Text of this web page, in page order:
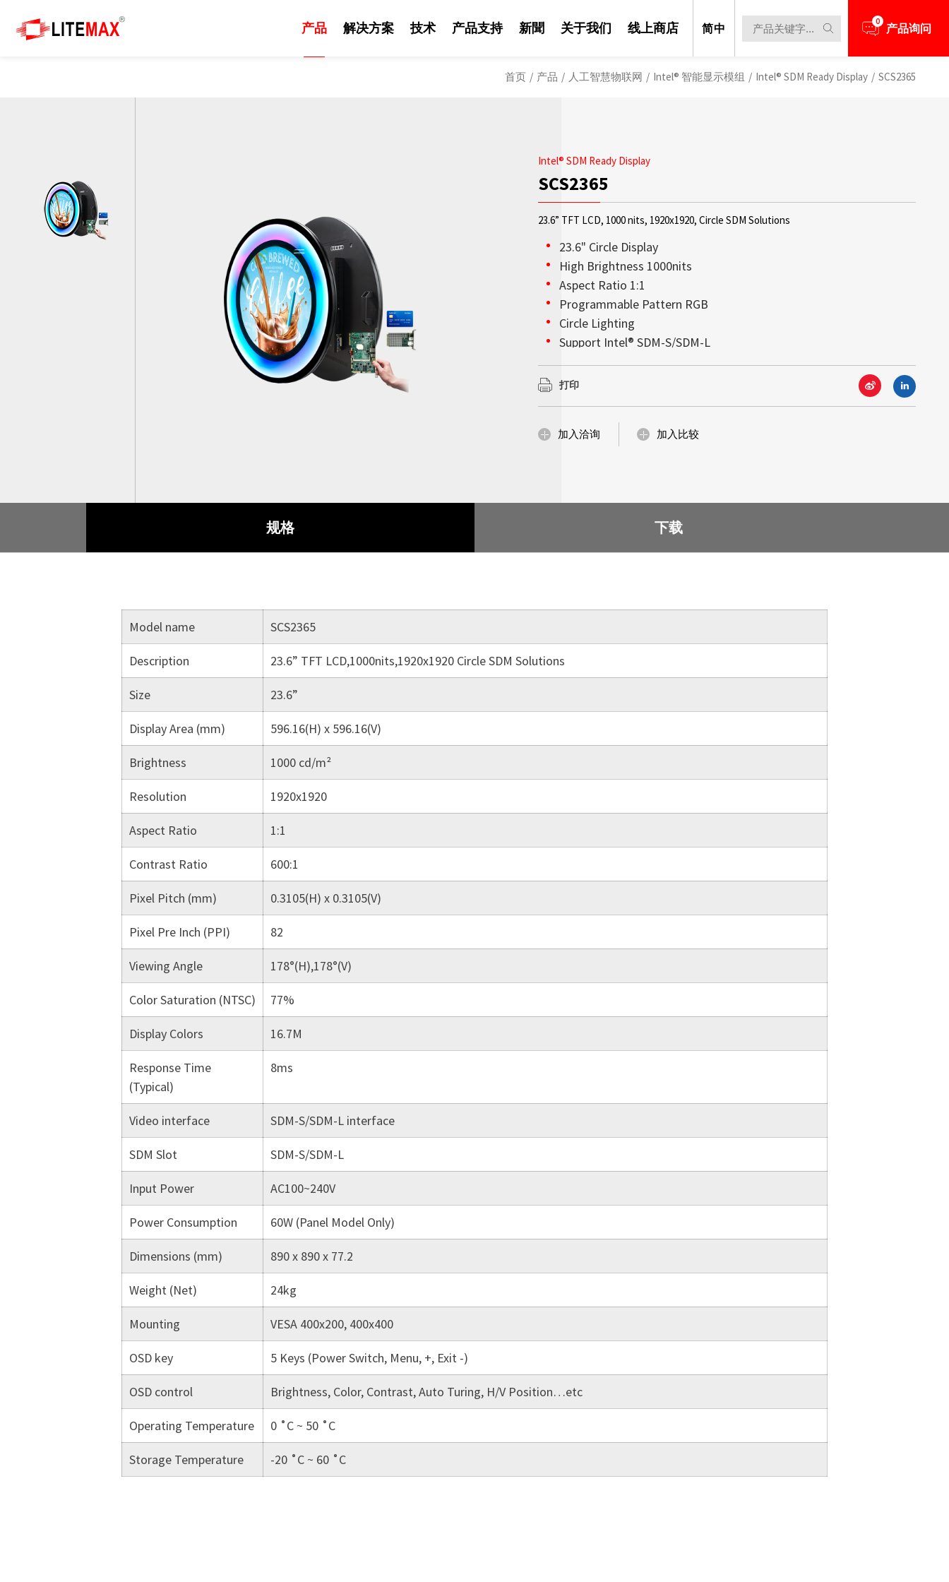
产品
工业级系统
晶宽屏- 长条液晶显示器系列
要改变液晶显示器的尺寸，必须将玻璃、偏光板、电路及电
液晶显示器在玻璃电路切割后无法保留其原有的效能。但晶
达光电勇于尝试，屡屡突破不可能，成为市场上长条液晶显...
解决方案
工业自动化
赋能 AIoT 突破挑战
高效能嵌入设计解决方案
系列的高效能技术支援解决方案，积极拥抱智慧物联网
（AIoT）时代，并满足智能城市和智慧交通等物联网应用部
了解更多 虚拟展会
技术
戶外
晶达光电创立至今，阳光下可视技术一直都是我们的核心关
键技术。晶达光电所提供的绝大部分显示器，亮度都高达
1,000 nits 或更高。足够的高亮度可确保任何光源条件下，显
示内容都清晰可读。
了解更多
产品支持
客制化服务
若您有任何关于行销资源或技术上的协助，欢迎随时与我们
连系。
了解更多
新聞
电子报
掌握公司最新新闻、产品资讯、展览活动。
关于我们
经销伙伴
公司资讯
关于晶达
术、客制化及工业运算系统，全面提升工业级显示器、数位
看板应用及嵌入式运算的标准，造福全球的垂直市场平台。
线上商店 简中 0 产品询问
首页 / 产品 / 人工智慧物联网 / Intel® 智能显示模组 / Intel® SDM Ready Display / SCS2365
Intel® SDM Ready Display
SCS2365
23.6” TFT LCD, 1000 nits, 1920x1920, Circle SDM Solutions
23.6" Circle Display
High Brightness 1000nits
Aspect Ratio 1:1
Programmable Pattern RGB
Circle Lighting
Support Intel® SDM-S/SDM-L
打印
加入洽询 加入比较
规格 下载
Model name SCS2365
Description 23.6” TFT LCD,1000nits,1920x1920 Circle SDM Solutions
Size 23.6”
Display Area (mm) 596.16(H) x 596.16(V)
Brightness 1000 cd/m²
Resolution 1920x1920
Aspect Ratio 1:1
Contrast Ratio 600:1
Pixel Pitch (mm) 0.3105(H) x 0.3105(V)
Pixel Pre Inch (PPI) 82
Viewing Angle 178°(H),178°(V)
Color Saturation (NTSC) 77%
Display Colors 16.7M
Response Time
(Typical)
8ms
Video interface SDM-S/SDM-L interface
SDM Slot SDM-S/SDM-L
Input Power AC100~240V
Power Consumption 60W (Panel Model Only)
Dimensions (mm) 890 x 890 x 77.2
Weight (Net) 24kg
Mounting VESA 400x200, 400x400
OSD key 5 Keys (Power Switch, Menu, +, Exit -)
OSD control Brightness, Color, Contrast, Auto Turing, H/V Position…etc
Operating Temperature 0 ˚C ~ 50 ˚C
Storage Temperature -20 ˚C ~ 60 ˚C